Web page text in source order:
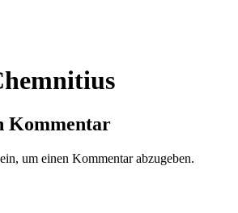
Kommentar
um einen Kommentar abzugeben.